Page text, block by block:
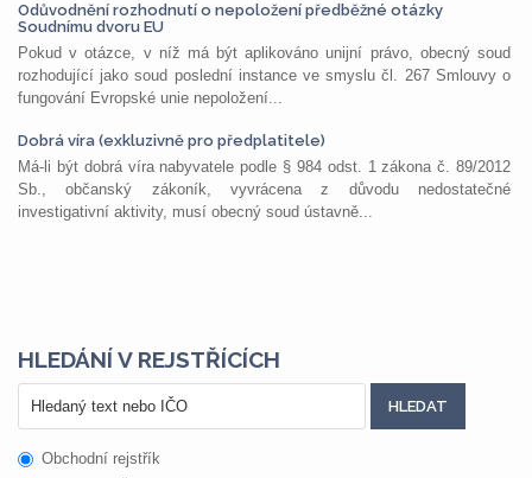
Odůvodnění rozhodnutí o nepoložení předběžné otázky
Soudnímu dvoru EU
Pokud v otázce, v níž má být aplikováno unijní právo, obecný soud
rozhodující jako soud poslední instance ve smyslu čl. 267 Smlouvy o
fungování Evropské unie nepoložení...
Dobrá víra (exkluzivně pro předplatitele)
Má-li být dobrá víra nabyvatele podle § 984 odst. 1 zákona č. 89/2012
Sb., občanský zákoník, vyvrácena z důvodu nedostatečné
investigativní aktivity, musí obecný soud ústavně...
HLEDÁNÍ V REJSTŘÍCÍCH
Obchodní rejstřík